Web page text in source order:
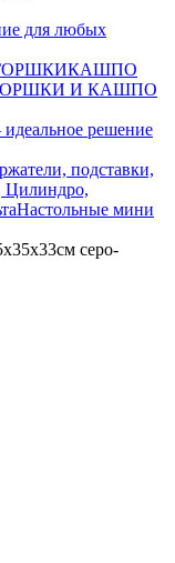
для любых
КАШПО
И КАШПО
решение
подставки,
Цилиндро,
Настольные мини
серо-